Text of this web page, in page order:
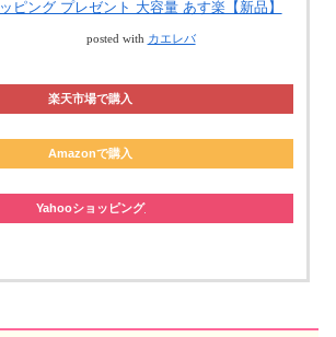
ッピング プレゼント 大容量 あす楽【新品】
posted with カエレバ
楽天市場で購入
Amazonで購入
Yahooショッピング